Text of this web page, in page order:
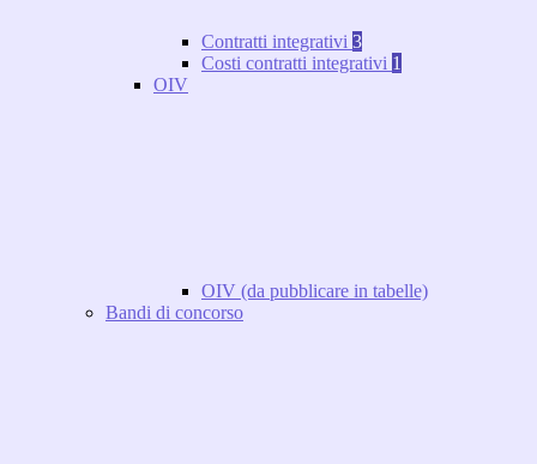
Contratti integrativi 3
Costi contratti integrativi 1
OIV
OIV (da pubblicare in tabelle)
Bandi di concorso